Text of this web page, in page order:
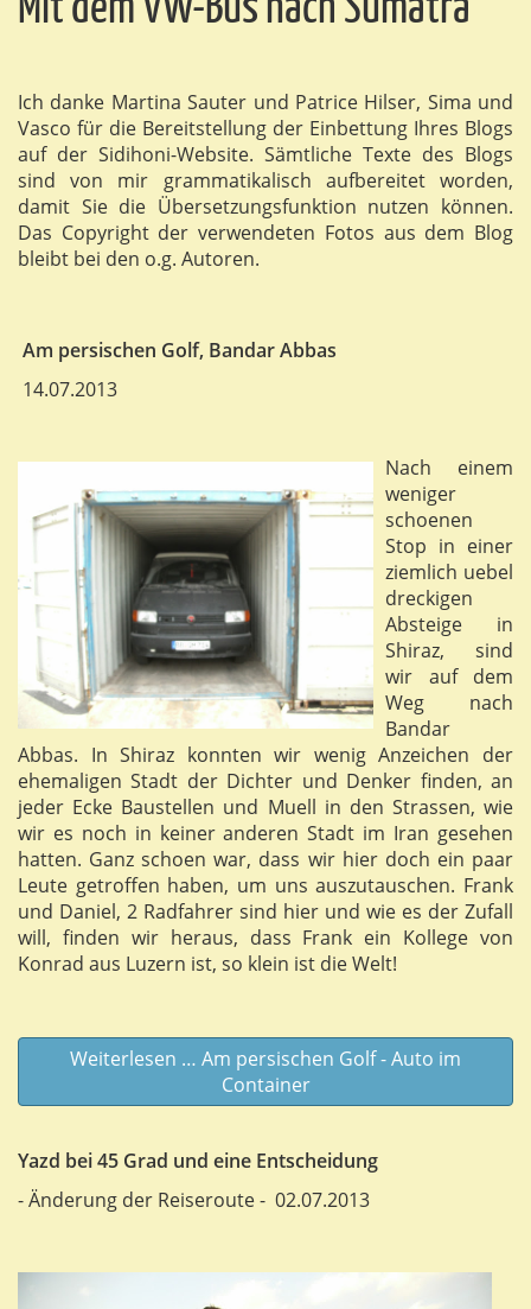
Mit dem VW-Bus nach Sumatra
Ich danke Martina Sauter und Patrice Hilser, Sima und
Vasco für die Bereitstellung der Einbettung Ihres Blogs
auf der Sidihoni-Website. Sämtliche Texte des Blogs
sind von mir grammatikalisch aufbereitet worden,
damit Sie die Übersetzungsfunktion nutzen können.
Das Copyright der verwendeten Fotos aus dem Blog
bleibt bei den o.g. Autoren.
Am persischen Golf, Bandar Abbas
14.07.2013
Nach einem
weniger
schoenen
Stop in einer
ziemlich uebel
dreckigen
Absteige in
Shiraz, sind
wir auf dem
Weg nach
Bandar
Abbas. In Shiraz konnten wir wenig Anzeichen der
ehemaligen Stadt der Dichter und Denker finden, an
jeder Ecke Baustellen und Muell in den Strassen, wie
wir es noch in keiner anderen Stadt im Iran gesehen
hatten. Ganz schoen war, dass wir hier doch ein paar
Leute getroffen haben, um uns auszutauschen. Frank
und Daniel, 2 Radfahrer sind hier und wie es der Zufall
will, finden wir heraus, dass Frank ein Kollege von
Konrad aus Luzern ist, so klein ist die Welt!
Weiterlesen … Am persischen Golf - Auto im
Container
Yazd bei 45 Grad und eine Entscheidung
- Änderung der Reiseroute - 02.07.2013